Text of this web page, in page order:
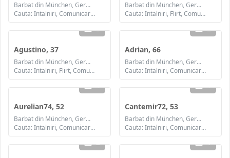
Barbat din München, Germania
Cauta: Intalniri, Comunicare / chat, Prietenie
Barbat din München, Germania
Cauta: Intalniri, Flirt, Comunicare / chat, Prietenie, Casatorie
3
Agustino, 37
Barbat din München, Germania
Cauta: Intalniri, Flirt, Comunicare / chat, Prietenie, Casatorie
2
Adrian, 66
Barbat din München, Germania
Cauta: Intalniri, Comunicare / chat, Prietenie
1
Aurelian74, 52
Barbat din München, Germania
Cauta: Intalniri, Comunicare / chat, Prietenie, Casatorie
1
Cantemir72, 53
Barbat din München, Germania
Cauta: Intalniri, Comunicare / chat, Prietenie
2 1